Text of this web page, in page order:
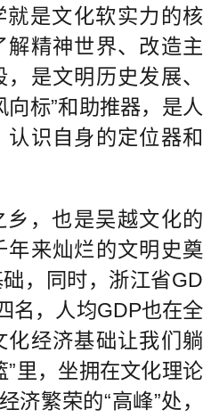
就是文化软实力的核
解精神世界、改造主
是文明历史发展、
向标”和助推器，是人
认识自身的定位器和
乡，也是吴越文化的
年来灿烂的文明史奠
，同时，浙江省GD
名，人均GDP也在全
化经济基础让我们躺
”里，坐拥在文化理论
济繁荣的“高峰”处，